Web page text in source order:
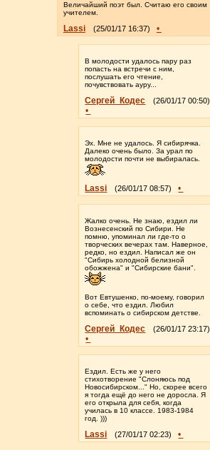
Величайший поэт был. Считаю его своим
учителем.
Lassi (25/01/17 16:37) •
В молодости удалось пару раз
попасть на встречи с ним,
послушать его чтение,
почувствовать ауру...
Сергей_Кодес (26/01/17 00:50)
•
Эх. Мне не удалось. Я сибирячка.
Далеко очень было. За урал по
молодости почти не выбиралась.
Lassi (26/01/17 08:57) •
Жалко очень. Не знаю, ездил ли
Вознесенский по Сибири. Не
помню, упоминал ли где-то о
творческих вечерах там. Наверное,
редко, но ездил. Написал же он
"Сибирь холодной белизной
обожжена" и "Сибирские бани".
Вот Евтушенко, по-моему, говорил
о себе, что ездил. Любил
вспоминать о сибирском детстве.
Сергей_Кодес (26/01/17 23:17)
•
Ездил. Есть же у него
стихотворение "Слоняюсь под
Новосибирском..." Но, скорее всего
я тогда ещё до него не доросла. Я
его открыла для себя, когда
училась в 10 классе. 1983-1984
год. )))
Lassi (27/01/17 02:23) •